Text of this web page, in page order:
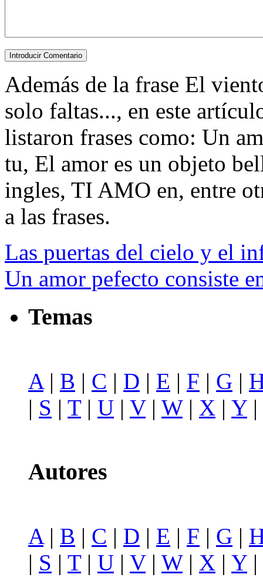
Además de la frase El
solo faltas..., en este
listaron frases como: Un
tu, El amor es un objeto
ingles, TI AMO en, entre
a las frases.
Las puertas del cielo y el
Un amor pefecto consiste
Temas
A | B | C | D | E | F | G |
| S | T| U | V| W| X | Y|
Autores
A| B | C | D | E | F | G |
| S | T| U | V| W| X | Y|